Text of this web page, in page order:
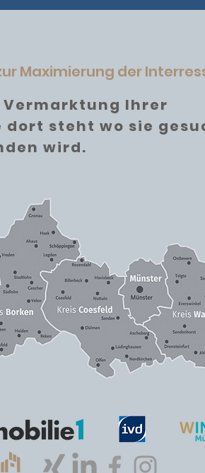
Maximierung der
Vermarktung Ihrer
dort steht wo sie
wird.